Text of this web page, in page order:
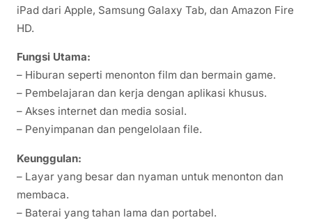
iPad dari Apple, Samsung Galaxy Tab, dan Amazon Fire
HD.
Fungsi Utama:
– Hiburan seperti menonton film dan bermain game.
– Pembelajaran dan kerja dengan aplikasi khusus.
– Akses internet dan media sosial.
– Penyimpanan dan pengelolaan file.
Keunggulan:
– Layar yang besar dan nyaman untuk menonton dan
membaca.
– Baterai yang tahan lama dan portabel.